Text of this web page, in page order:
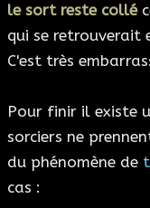
le sort reste collé
qui se retrouverait
C'est très
Pour finir il existe
sorciers ne
du phénomène de
cas :